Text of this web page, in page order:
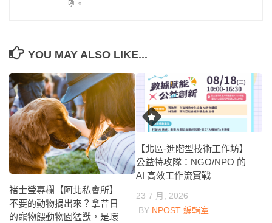
咧。
YOU MAY ALSO LIKE...
褚士瑩專欄【阿北私會所】
不要的動物捐出來？拿昔日
的寵物餵動物園猛獸，是環
【北區-進階型技術工作坊】
公益特攻隊：NGO/NPO 的
AI 高效工作流實戰
23 7 月, 2026
BY NPOST 編輯室